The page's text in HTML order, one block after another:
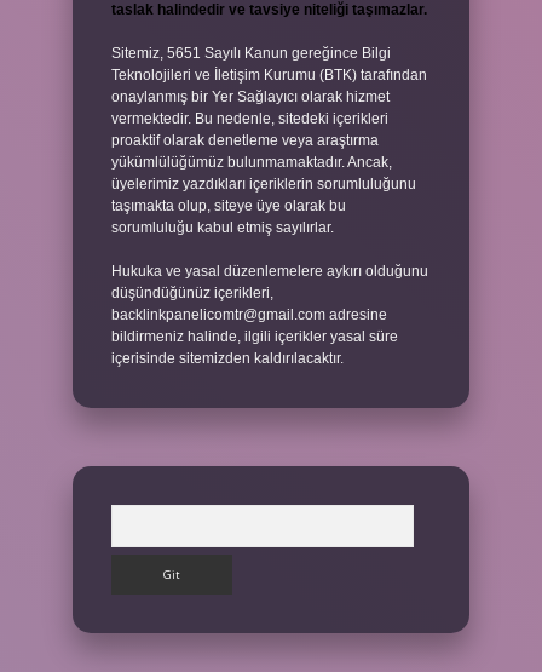
taslak halindedir ve tavsiye niteliği taşımazlar.
Sitemiz, 5651 Sayılı Kanun gereğince Bilgi
Teknolojileri ve İletişim Kurumu (BTK) tarafından
onaylanmış bir Yer Sağlayıcı olarak hizmet
vermektedir. Bu nedenle, sitedeki içerikleri
proaktif olarak denetleme veya araştırma
yükümlülüğümüz bulunmamaktadır. Ancak,
üyelerimiz yazdıkları içeriklerin sorumluluğunu
taşımakta olup, siteye üye olarak bu
sorumluluğu kabul etmiş sayılırlar.
Hukuka ve yasal düzenlemelere aykırı olduğunu
düşündüğünüz içerikleri,
backlinkpanelicomtr@gmail.com adresine
bildirmeniz halinde, ilgili içerikler yasal süre
içerisinde sitemizden kaldırılacaktır.